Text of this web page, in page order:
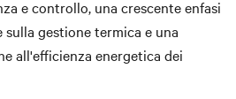
e controllo, una crescente enfasi
gestione termica e una
all'efficienza energetica dei